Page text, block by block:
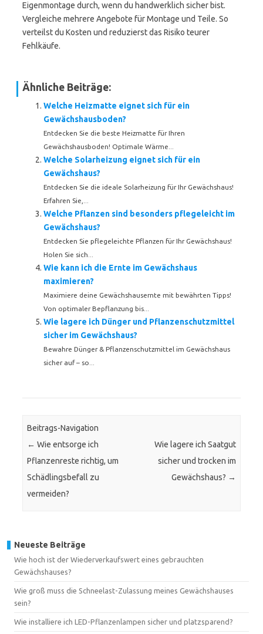
Eigenmontage durch, wenn du handwerklich sicher bist.
Vergleiche mehrere Angebote für Montage und Teile. So
verteilst du Kosten und reduzierst das Risiko teurer
Fehlkäufe.
Ähnliche Beiträge:
Welche Heizmatte eignet sich für ein
Gewächshausboden?
Entdecken Sie die beste Heizmatte für Ihren
Gewächshausboden! Optimale Wärme...
Welche Solarheizung eignet sich für ein
Gewächshaus?
Entdecken Sie die ideale Solarheizung für Ihr Gewächshaus!
Erfahren Sie,...
Welche Pflanzen sind besonders pflegeleicht im
Gewächshaus?
Entdecken Sie pflegeleichte Pflanzen für Ihr Gewächshaus!
Holen Sie sich...
Wie kann ich die Ernte im Gewächshaus
maximieren?
Maximiere deine Gewächshausernte mit bewährten Tipps!
Von optimaler Bepflanzung bis...
Wie lagere ich Dünger und Pflanzenschutzmittel
sicher im Gewächshaus?
Bewahre Dünger & Pflanzenschutzmittel im Gewächshaus
sicher auf – so...
Beitrags-Navigation
← Wie entsorge ich
Pflanzenreste richtig, um
Schädlingsbefall zu
vermeiden?
Wie lagere ich Saatgut
sicher und trocken im
Gewächshaus? →
Neueste Beiträge
Wie hoch ist der Wiederverkaufswert eines gebrauchten
Gewächshauses?
Wie groß muss die Schneelast-Zulassung meines Gewächshauses
sein?
Wie installiere ich LED-Pflanzenlampen sicher und platzsparend?